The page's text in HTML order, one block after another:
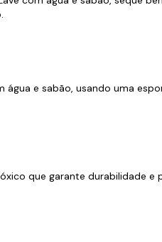
água e sabão, usando uma
que garante durabilidade e